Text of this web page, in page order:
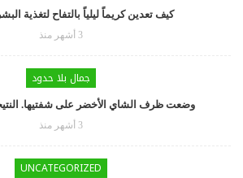
كيف تعدين كريماً ليلياً بالتفاح لتغذية
3 أشهر منذ
جمال بلا حدود
وضعت ظرف الشاي الأخضر على شفتيها.
3 أشهر منذ
UNCATEGORIZED